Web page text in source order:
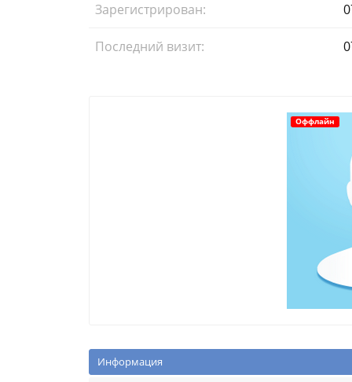
Зарегистрирован:
Последний визит:
Оффлайн
Информация